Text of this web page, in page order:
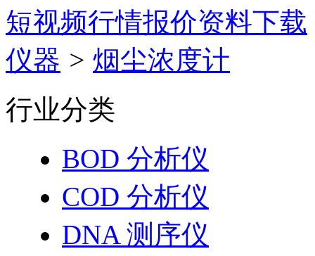
短视频行情报价资料下载
仪器 > 烟尘浓度计
行业分类
BOD 分析仪
COD 分析仪
DNA 测序仪